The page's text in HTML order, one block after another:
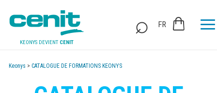
KEONYS DEVIENT CENIT
FR
Keonys > CATALOGUE DE FORMATIONS KEONYS